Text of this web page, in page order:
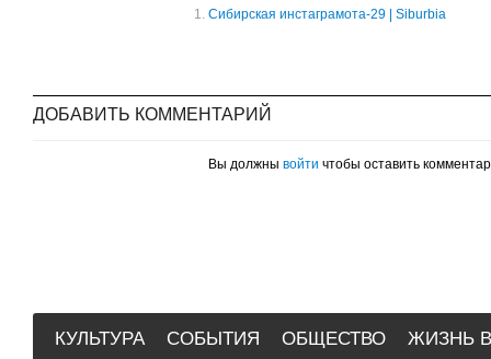
Сибирская инстаграмота-29 | Siburbia
ДОБАВИТЬ КОММЕНТАРИЙ
Вы должны войти чтобы оставить
КУЛЬТУРА СОБЫТИЯ ОБЩЕСТВО ЖИЗНЬ